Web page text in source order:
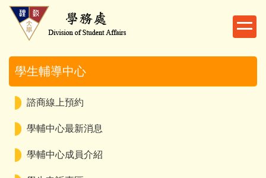
跳
學生輔導中心
諮商線上預約
學輔中心最新消息
學輔中心成員介紹